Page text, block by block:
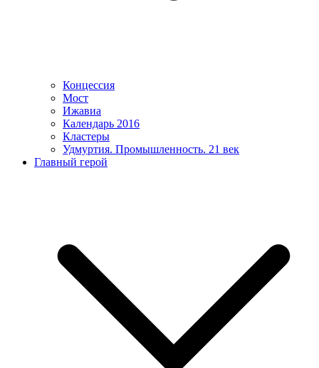
Концессия
Мост
Ижавиа
Календарь 2016
Кластеры
Удмуртия. Промышленность. 21 век
Главный герой